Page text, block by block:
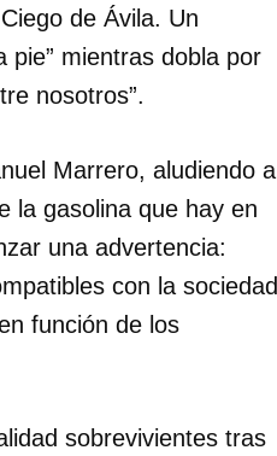
de Ávila. Un
pie” mientras dobla por
nosotros”.
Marrero, aludiendo a
la gasolina que hay en
una advertencia:
con la sociedad
función de los
sobrevivientes tras